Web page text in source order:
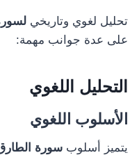
تحليل لغوي وتاريخي
على عدة جوانب مهمة:
التحليل اللغوي
الأسلوب اللغوي
يتميز أسلوب سورة